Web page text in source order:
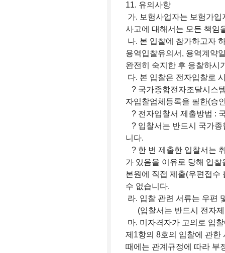
11. 유의사항
가. 보험사업자는 보험가
사고에 대해서는 모든 책임
나. 본 입찰에 참가하고자
용역입찰유의서, 용역계약
완전히 숙지한 후 응찰하시
다. 본 입찰은 전자입찰로
? 국가종합전자조달시스
자입찰업체등록을 필한(승
? 전자입찰서 제출방법 :
? 입찰서는 반드시 국가
니다.
? 한 번 제출한 입찰서는
가 있음을 이유로 당해 입
본원에 직접 제출(우편접
수 없습니다.
라. 입찰 관련 서류는 우편
(입찰서는 반드시 전자제
마. 미자격자가 고의로 입
제1항의 8호의 입찰에 관한
때에는 관계규정에 따라 부